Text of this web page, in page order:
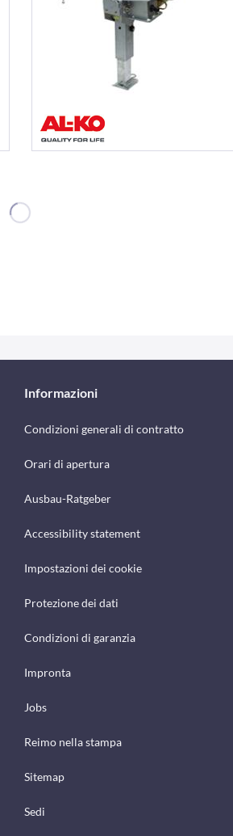
Informazioni
Condizioni generali di contratto
Orari di apertura
Ausbau-Ratgeber
Accessibility statement
Impostazioni dei cookie
Protezione dei dati
Condizioni di garanzia
Impronta
Jobs
Reimo nella stampa
Sitemap
Sedi